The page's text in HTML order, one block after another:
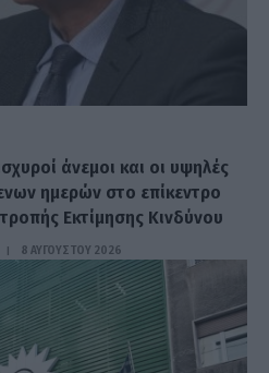
άνεμοι και οι υψηλές
ημερών στο επίκεντρο
Εκτίμησης Κινδύνου
8 ΑΥΓΟΎΣΤΟΥ 2026